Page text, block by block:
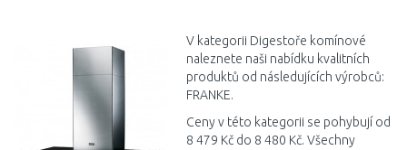
V kategorii Digestoře komínové
naleznete naši nabídku kvalitních
produktů od následujících výrobců:
FRANKE.
Ceny v této kategorii se pohybují od
8 479 Kč do 8 480 Kč. Všechny